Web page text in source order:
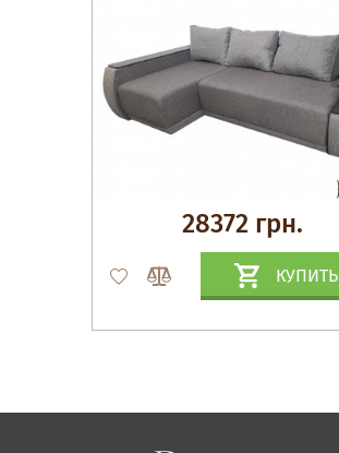
28372 грн.
КУПИТЬ
Спальни, Кровати